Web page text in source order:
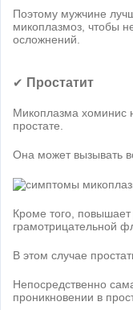
Поэтому мужчине
микоплазмоз, чтобы
осложнений.
✔ Простатит
Микоплазма хоминис
простате.
Она может вызывать
Кроме того,
грамотрицательной
В этом случае
Непосредственно
проникновении в